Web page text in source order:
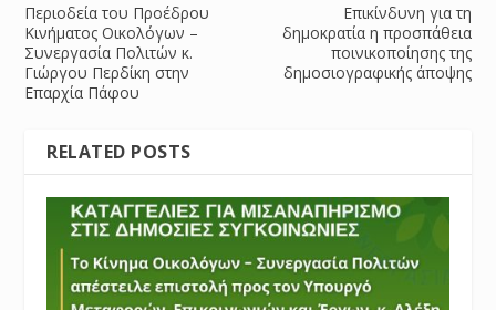
Περιοδεία του Προέδρου
Κινήματος Οικολόγων –
Συνεργασία Πολιτών κ.
Γιώργου Περδίκη στην
Επαρχία Πάφου
Επικίνδυνη για τη
δημοκρατία η προσπάθεια
ποινικοποίησης της
δημοσιογραφικής άποψης
RELATED POSTS